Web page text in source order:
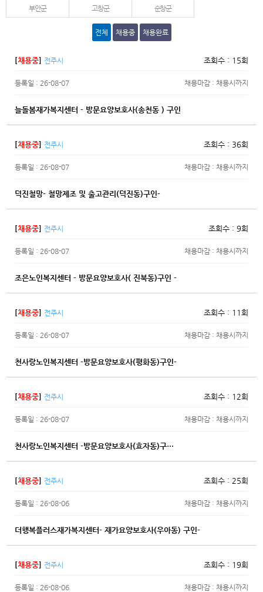
부안군 고창군 순창군
전체 채용중 채용완료
[채용중] 전주시 조회수 : 15회
등록일 : 26-08-07 채용마감 : 채용시까지
늘돌봄재가복지센터 - 방문요양보호사(송천동 ) 구인
[채용중] 전주시 조회수 : 36회
등록일 : 26-08-07 채용마감 : 채용시까지
덕진철망- 철망제조 및 출고관리(덕진동)구인-
[채용중] 전주시 조회수 : 9회
등록일 : 26-08-07 채용마감 : 채용시까지
조은노인복지센터 - 방문요양보호사( 진북동)구인 -
[채용중] 전주시 조회수 : 11회
등록일 : 26-08-07 채용마감 : 채용시까지
천사랑노인복지센터 -방문요양보호사(평화동)구인-
[채용중] 전주시 조회수 : 12회
등록일 : 26-08-07 채용마감 : 채용시까지
천사랑노인복지센터 -방문요양보호사(효자동)구…
[채용중] 전주시 조회수 : 25회
등록일 : 26-08-06 채용마감 : 채용시까지
더행복플러스재가복지센터- 재가요양보호사(우아동) 구인-
[채용중] 전주시 조회수 : 19회
등록일 : 26-08-06 채용마감 : 채용시까지